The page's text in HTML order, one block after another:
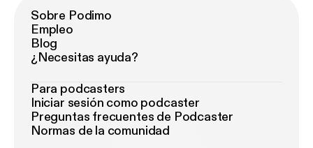
Sobre Podimo
Empleo
Blog
¿Necesitas ayuda?
Para podcasters
Iniciar sesión como podcaster
Preguntas frecuentes de Podcaster
Normas de la comunidad